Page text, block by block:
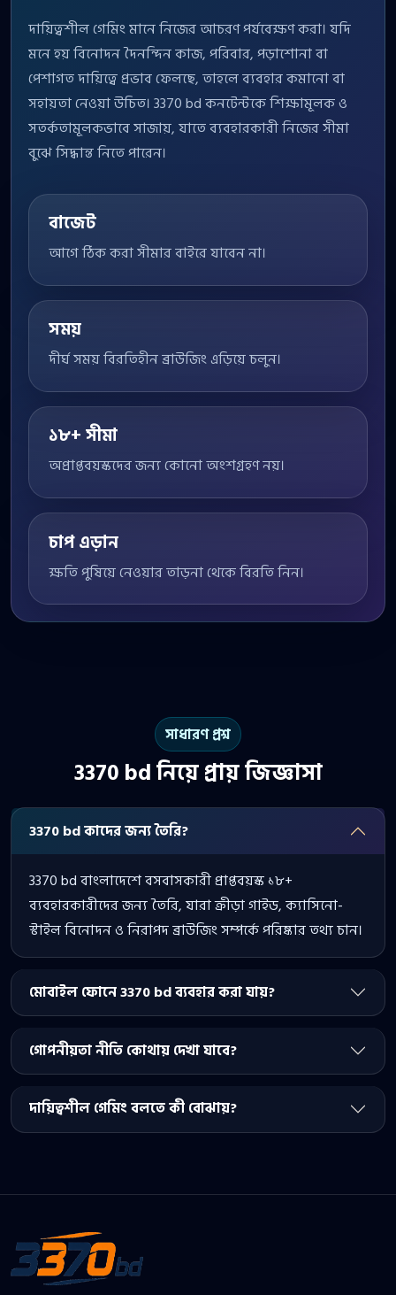
দায়িত্বশীল গেমিং মানে নিজের আচরণ পর্যবেক্ষণ করা। যদি
মনে হয় বিনোদন দৈনন্দিন কাজ, পরিবার, পড়াশোনা বা
পেশাগত দায়িত্বে প্রভাব ফেলছে, তাহলে ব্যবহার কমানো বা
সহায়তা নেওয়া উচিত। 3370 bd কনটেন্টকে শিক্ষামূলক ও
সতর্কতামূলকভাবে সাজায়, যাতে ব্যবহারকারী নিজের সীমা
বুঝে সিদ্ধান্ত নিতে পারেন।
বাজেট
আগে ঠিক করা সীমার বাইরে যাবেন না।
সময়
দীর্ঘ সময় বিরতিহীন ব্রাউজিং এড়িয়ে চলুন।
১৮+ সীমা
অপ্রাপ্তবয়স্কদের জন্য কোনো অংশগ্রহণ নয়।
চাপ এড়ান
ক্ষতি পুষিয়ে নেওয়ার তাড়না থেকে বিরতি নিন।
সাধারণ প্রশ্ন
3370 bd নিয়ে প্রায় জিজ্ঞাসা
3370 bd কাদের জন্য তৈরি?
3370 bd বাংলাদেশে বসবাসকারী প্রাপ্তবয়স্ক ১৮+
ব্যবহারকারীদের জন্য তৈরি, যারা ক্রীড়া গাইড, ক্যাসিনো-
স্টাইল বিনোদন ও নিরাপদ ব্রাউজিং সম্পর্কে পরিষ্কার তথ্য চান।
মোবাইল ফোনে 3370 bd ব্যবহার করা যায়?
গোপনীয়তা নীতি কোথায় দেখা যাবে?
দায়িত্বশীল গেমিং বলতে কী বোঝায়?